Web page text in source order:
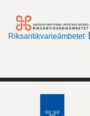
Riksantikvarieämbetet